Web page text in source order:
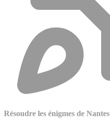
Résoudre les énigmes de Nantes